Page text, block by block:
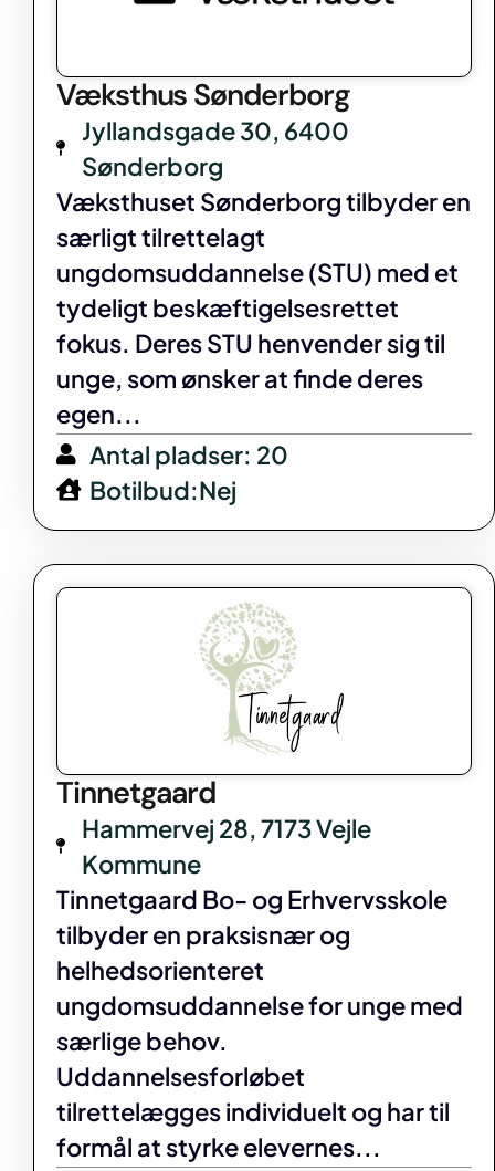
Væksthus Sønderborg
Jyllandsgade 30, 6400
Sønderborg
Væksthuset Sønderborg tilbyder en
særligt tilrettelagt
ungdomsuddannelse (STU) med et
tydeligt beskæftigelsesrettet
fokus. Deres STU henvender sig til
unge, som ønsker at finde deres
egen...
Antal pladser: 20
Botilbud:Nej
Tinnetgaard
Hammervej 28, 7173 Vejle
Kommune
Tinnetgaard Bo- og Erhvervsskole
tilbyder en praksisnær og
helhedsorienteret
ungdomsuddannelse for unge med
særlige behov.
Uddannelsesforløbet
tilrettelægges individuelt og har til
formål at styrke elevernes...